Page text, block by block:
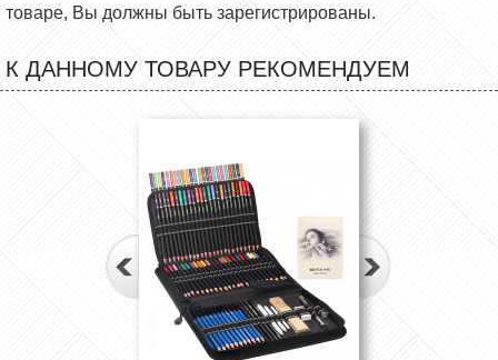
товаре, Вы должны быть зарегистрированы.
К ДАННОМУ ТОВАРУ РЕКОМЕНДУЕМ